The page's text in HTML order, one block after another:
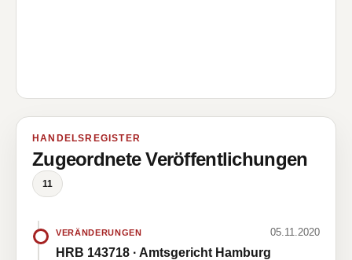
HANDELSREGISTER
Zugeordnete Veröffentlichungen
11
VERÄNDERUNGEN 05.11.2020
HRB 143718 · Amtsgericht Hamburg